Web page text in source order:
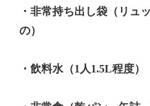
・非常持ち出し袋（リュ
の）
・飲料水（1人1.5L程度）